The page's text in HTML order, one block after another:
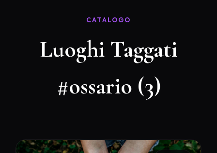
CATALOGO
Luoghi Taggati
#ossario (3)